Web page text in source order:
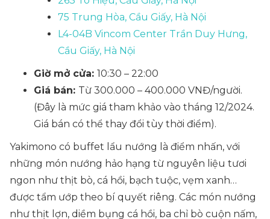
75 Trung Hòa, Cầu Giấy, Hà Nội
L4-04B Vincom Center Trần Duy Hưng,
Cầu Giấy, Hà Nội
Giờ mở cửa: 10:30 – 22:00
Giá bán: Từ 300.000 – 400.000 VNĐ/người.
(Đây là mức giá tham khảo vào tháng 12/2024.
Giá bán có thể thay đổi tùy thời điểm).
Yakimono có buffet lẩu nướng là điểm nhấn, với
những món nướng hảo hạng từ nguyên liệu tươi
ngon như thịt bò, cá hồi, bạch tuộc, vẹm xanh…
được tẩm ướp theo bí quyết riêng. Các món nướng
như thịt lợn, diềm bụng cá hồi, ba chỉ bò cuộn nấm,